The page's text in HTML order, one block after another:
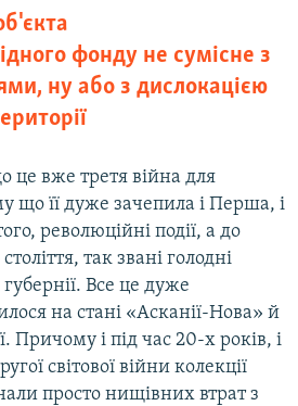
фонду не сумісне з
ну або з дислокацією
це вже третя війна для
що її дуже зачепила і Перша, і
революційні події, а до
так звані голодні
Все це дуже
на стані «Асканії-Нова» й
Причому і під час 20-х років, і
світової війни колекції
просто нищівних втрат з